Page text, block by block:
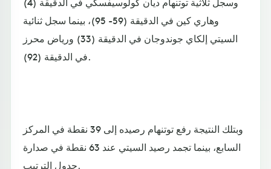
وهاري كين في الدقيقة (59- 95)، بينما سجل ثنائية
السيتي إلكاي جوندوجان في الدقيقة (33) ورياض محرز
في الدقيقة (92).
وبتلك النتيجة رفع توتنهام رصيده إلى 39 نقطة في المركز
السابع، بينما تجمد رصيد السيتي عند 63 نقطة في صدارة
جدول الترتيب.